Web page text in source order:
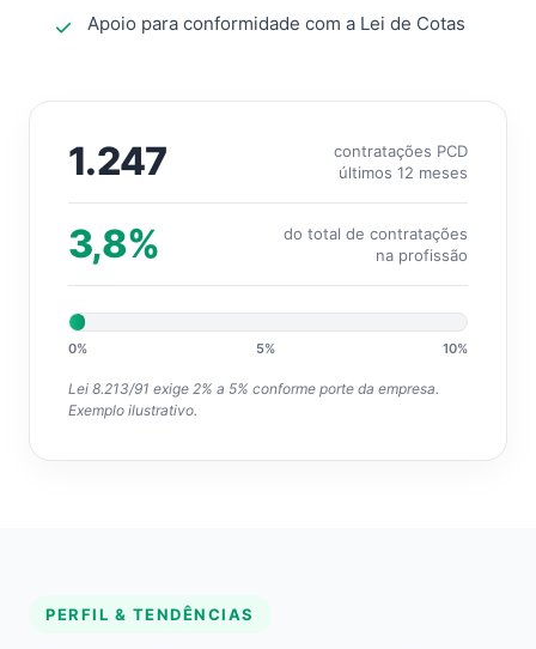
Apoio para conformidade com a Lei de Cotas
1.247
contratações PCD
últimos 12 meses
3,8%
do total de contratações
na profissão
0% 5% 10%
Lei 8.213/91 exige 2% a 5% conforme porte da empresa.
Exemplo ilustrativo.
PERFIL & TENDÊNCIAS